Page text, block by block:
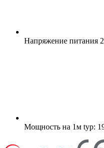
Напряжение питания
Мощность на 1м typ: